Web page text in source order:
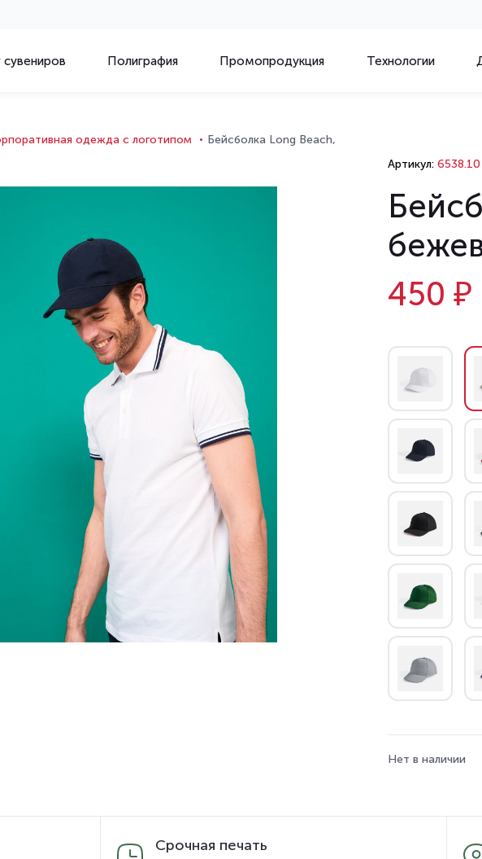
сувениров Полиграфия Промопродукция Технологии
одежда с логотипом
Бейсболка Long Beach,
Артикул:6538.10
450 ₽
Нет в наличии
Срочная печать